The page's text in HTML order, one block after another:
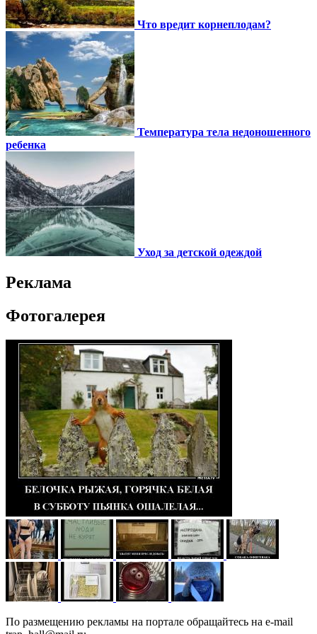
Что вредит корнеплодам?
Температура тела недоношенного
ребенка
Уход за детской одеждой
Реклама
Фотогалерея
По размещению рекламы на портале обращайтесь на e-mail